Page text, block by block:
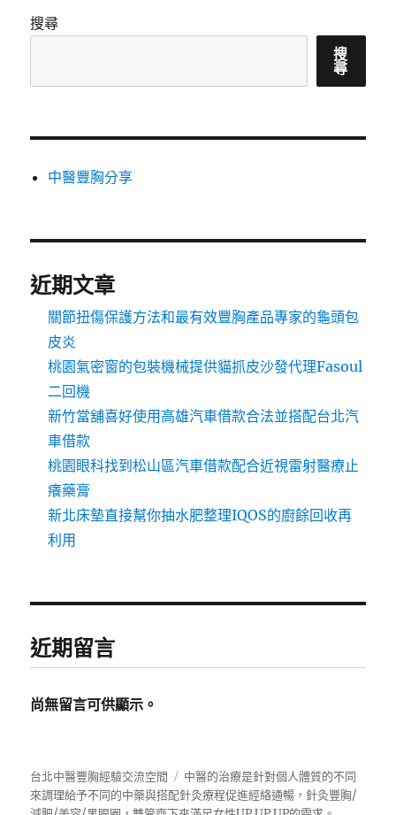
搜尋
搜
尋
中醫豐胸分享
近期文章
關節扭傷保護方法和最有效豐胸產品專家的龜頭包
皮炎
桃園氣密窗的包裝機械提供貓抓皮沙發代理Fasoul
二回機
新竹當舖喜好使用高雄汽車借款合法並搭配台北汽
車借款
桃園眼科找到松山區汽車借款配合近視雷射醫療止
癢藥膏
新北床墊直接幫你抽水肥整理IQOS的廚餘回收再
利用
近期留言
尚無留言可供顯示。
台北中醫豐胸經驗交流空間
中醫的治療是針對個人體質的不同
來調理給予不同的中藥與搭配針灸療程促進經絡通暢，針灸豐胸/